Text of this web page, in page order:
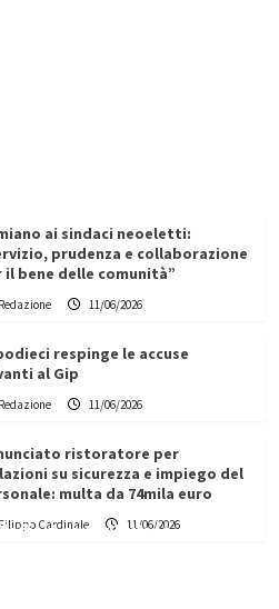
ai sindaci neoeletti:
prudenza e collaborazione
il bene delle comunità”
Redazione 11/06/2026
respinge le accuse
al Gip
Redazione 11/06/2026
ristoratore per
su sicurezza e impiego del
multa da 74mila euro
Filippo Cardinale 11/06/2026
contribuisce